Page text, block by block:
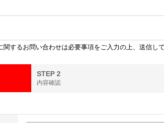
するお問い合わせは必要事項をご入力の上、送信して
STEP 2
内容確認